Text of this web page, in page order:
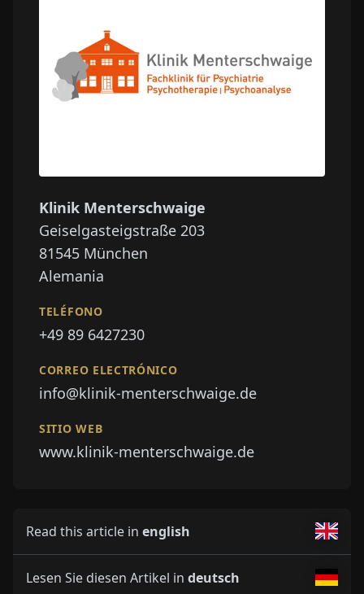
Klinik Menterschwaige
Geiselgasteigstraße 203
81545 München
Alemania
TELÉFONO
+49 89 6427230
CORREO ELECTRÓNICO
info@klinik-menterschwaige.de
SITIO WEB
www.klinik-menterschwaige.de
Read this article in english
Lesen Sie diesen Artikel in deutsch